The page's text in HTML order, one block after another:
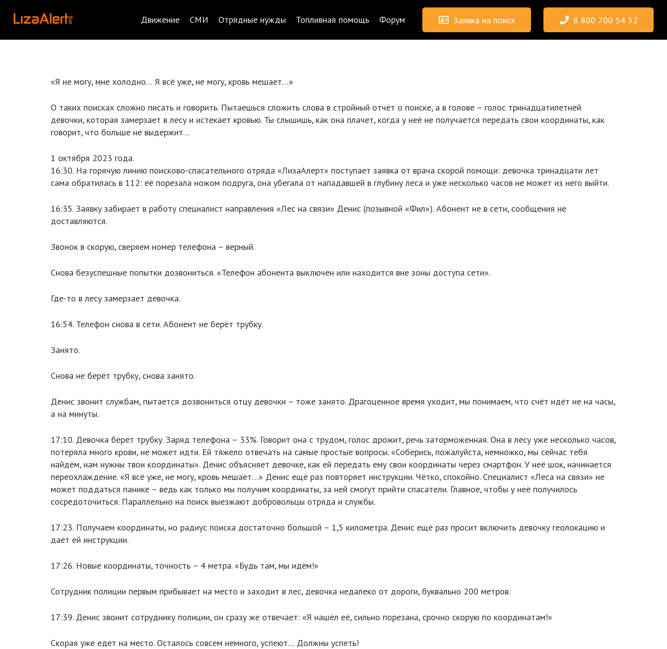
Движение СМИ Отрядные нужды Топливная помощь Форум Заявка на поиск 8 800 700 54 52
«Я не могу, мне холодно… Я всё уже, не могу, кровь мешает…»
О таких поисках сложно писать и говорить. Пытаешься сложить слова в стройный отчёт о поиске, а в голове – голос тринадцатилетней
девочки, которая замерзает в лесу и истекает кровью. Ты слышишь, как она плачет, когда у неё не получается передать свои координаты, как
говорит, что больше не выдержит…
1 октября 2023 года.
16:30. На горячую линию поисково-спасательного отряда «ЛизаАлерт» поступает заявка от врача скорой помощи: девочка тринадцати лет
сама обратилась в 112: её порезала ножом подруга, она убегала от нападавшей в глубину леса и уже несколько часов не может из него выйти.
16:35. Заявку забирает в работу специалист направления «Лес на связи» Денис (позывной «Фил»). Абонент не в сети, сообщения не
доставляются.
Звонок в скорую, сверяем номер телефона – верный.
Снова безуспешные попытки дозвониться. «Телефон абонента выключен или находится вне зоны доступа сети».
Где-то в лесу замерзает девочка.
16:54. Телефон снова в сети. Абонент не берёт трубку.
Занято.
Снова не берёт трубку, снова занято.
Денис звонит службам, пытается дозвониться отцу девочки – тоже занято. Драгоценное время уходит, мы понимаем, что счёт идёт не на часы,
а на минуты.
17:10. Девочка берёт трубку. Заряд телефона – 33%. Говорит она с трудом, голос дрожит, речь заторможенная. Она в лесу уже несколько часов,
потеряла много крови, не может идти. Ей тяжело отвечать на самые простые вопросы. «Соберись, пожалуйста, немножко, мы сейчас тебя
найдём, нам нужны твои координаты». Денис объясняет девочке, как ей передать ему свои координаты через смартфон. У неё шок, начинается
переохлаждение. «Я всё уже, не могу, кровь мешает…» Денис ещё раз повторяет инструкции. Чётко, спокойно. Специалист «Леса на связи» не
может поддаться панике – ведь как только мы получим координаты, за ней смогут прийти спасатели. Главное, чтобы у неё получилось
сосредоточиться. Параллельно на поиск выезжают добровольцы отряда и службы.
17:23. Получаем координаты, но радиус поиска достаточно большой – 1,5 километра. Денис ещё раз просит включить девочку геолокацию и
даёт ей инструкции.
17:26. Новые координаты, точность – 4 метра. «Будь там, мы идём!»
Сотрудник полиции первым прибывает на место и заходит в лес, девочка недалеко от дороги, буквально 200 метров.
17:39. Денис звонит сотруднику полиции, он сразу же отвечает: «Я нашёл её, сильно порезана, срочно скорую по координатам!»
Скорая уже едет на место. Осталось совсем немного, успеют… Должны успеть!